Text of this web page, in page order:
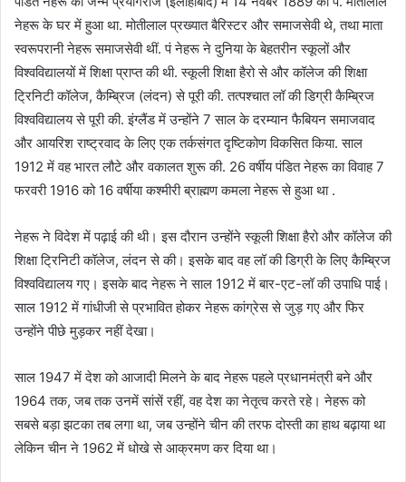
नेहरू के घर में हुआ था. मोतीलाल प्रख्यात बैरिस्टर और समाजसेवी थे, तथा माता
स्वरूपरानी नेहरू समाजसेवी थीं. पं नेहरू ने दुनिया के बेहतरीन स्कूलों और
विश्वविद्यालयों में शिक्षा प्राप्त की थी. स्कूली शिक्षा हैरो से और कॉलेज की शिक्षा
ट्रिनिटी कॉलेज, कैम्ब्रिज (लंदन) से पूरी की. तत्पश्चात लॉ की डिग्री कैम्ब्रिज
विश्वविद्यालय से पूरी की. इंग्लैंड में उन्होंने 7 साल के दरम्यान फैबियन समाजवाद
और आयरिश राष्ट्रवाद के लिए एक तर्कसंगत दृष्टिकोण विकसित किया. साल
1912 में वह भारत लौटे और वकालत शुरू की. 26 वर्षीय पंडित नेहरू का विवाह 7
फरवरी 1916 को 16 वर्षीया कश्मीरी ब्राह्मण कमला नेहरू से हुआ था .
नेहरू ने विदेश में पढ़ाई की थी। इस दौरान उन्होंने स्कूली शिक्षा हैरो और कॉलेज की
शिक्षा ट्रिनिटी कॉलेज, लंदन से की। इसके बाद वह लॉ की डिग्री के लिए कैम्ब्रिज
विश्वविद्यालय गए। इसके बाद नेहरू ने साल 1912 में बार-एट-लॉ की उपाधि पाई।
साल 1912 में गांधीजी से प्रभावित होकर नेहरू कांग्रेस से जुड़ गए और फिर
उन्होंने पीछे मुड़कर नहीं देखा।
साल 1947 में देश को आजादी मिलने के बाद नेहरू पहले प्रधानमंत्री बने और
1964 तक, जब तक उनमें सांसें रहीं, वह देश का नेतृत्व करते रहे। नेहरू को
सबसे बड़ा झटका तब लगा था, जब उन्होंने चीन की तरफ दोस्ती का हाथ बढ़ाया था
लेकिन चीन ने 1962 में धोखे से आक्रमण कर दिया था।